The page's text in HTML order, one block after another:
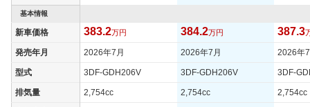
基本情報
新車価格 383.2万円 384.2万円 387.3
発売年月 2026年7月 2026年7月 2026年
型式 3DF-GDH206V 3DF-GDH206V 3DF-
排気量 2,754cc 2,754cc 2,754cc